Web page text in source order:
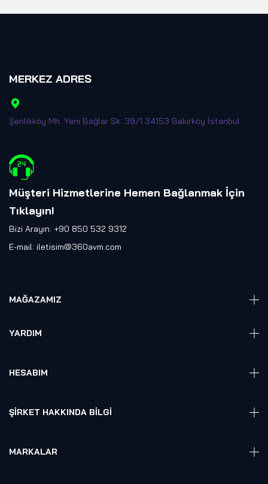
MERKEZ ADRES
Şenlikköy Mh. Yeni Bağlar Sk. 39/1 34153 Bakırköy İstanbul
Müşteri Hizmetlerine Hemen Bağlanmak İçin
Tıklayın!
Bizi Arayın: +90 850 532 9312
E-mail: iletisim@360avm.com
MAĞAZAMIZ
VR Ready PC
Elektronik
YARDIM
HESABIM
Sepet
ŞIRKET HAKKINDA BILGI
Referanslarımız
MARKALAR